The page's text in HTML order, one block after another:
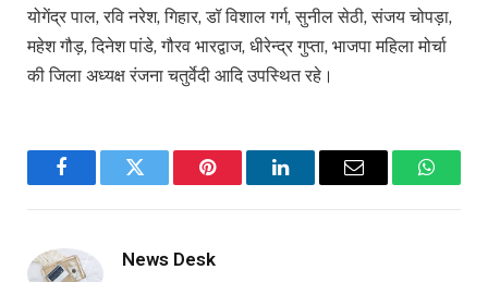
योगेंद्र पाल, रवि नरेश, गिहार, डॉ विशाल गर्ग, सुनील सेठी, संजय चोपड़ा,
महेश गौड़, दिनेश पांडे, गौरव भारद्वाज, धीरेन्द्र गुप्ता, भाजपा महिला मोर्चा
की जिला अध्यक्ष रंजना चतुर्वेदी आदि उपस्थित रहे।
FacebookTwitter Pinterest LinkedInEmail
News Desk